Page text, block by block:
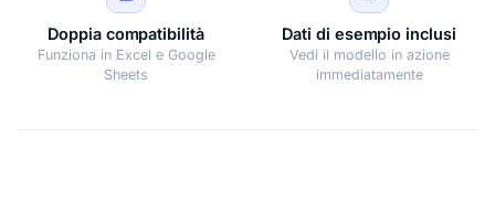
Doppia compatibilità
Funziona in Excel e Google
Sheets
Dati di esempio inclusi
Vedi il modello in azione
immediatamente